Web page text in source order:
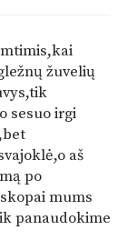
žuvelių
sesuo irgi
aš
po
mums
panaudokime